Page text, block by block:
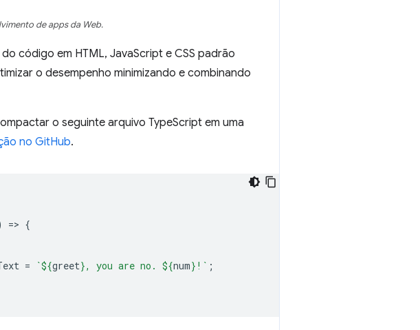
de apps da Web.
código em HTML, JavaScript e CSS padrão
o desempenho minimizando e combinando
o seguinte arquivo TypeScript em uma
no GitHub.
=> {
= `${greet}, you are no. ${num} !` ;